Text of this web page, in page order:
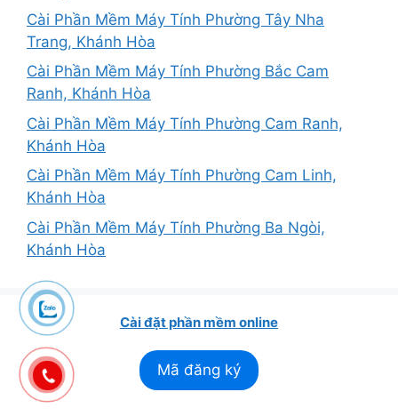
Cài Phần Mềm Máy Tính Phường Tây Nha
Trang, Khánh Hòa
Cài Phần Mềm Máy Tính Phường Bắc Cam
Ranh, Khánh Hòa
Cài Phần Mềm Máy Tính Phường Cam Ranh,
Khánh Hòa
Cài Phần Mềm Máy Tính Phường Cam Linh,
Khánh Hòa
Cài Phần Mềm Máy Tính Phường Ba Ngòi,
Khánh Hòa
Cài đặt phần mềm online
Mã đăng ký